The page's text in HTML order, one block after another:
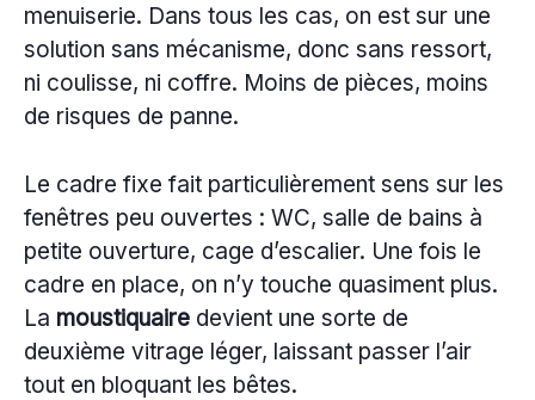
menuiserie. Dans tous les cas, on est sur une
solution sans mécanisme, donc sans ressort,
ni coulisse, ni coffre. Moins de pièces, moins
de risques de panne.
Le cadre fixe fait particulièrement sens sur les
fenêtres peu ouvertes : WC, salle de bains à
petite ouverture, cage d’escalier. Une fois le
cadre en place, on n’y touche quasiment plus.
La moustiquaire devient une sorte de
deuxième vitrage léger, laissant passer l’air
tout en bloquant les bêtes.